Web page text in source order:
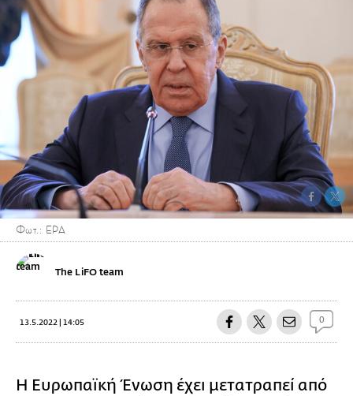
Φωτ.: EPA
The LiFO team
13.5.2022 | 14:05 0
H Ευρωπαϊκή Ένωση έχει μετατραπεί από